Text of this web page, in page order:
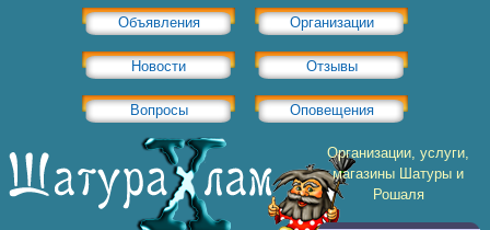
Объявления Организации
Новости Отзывы
Вопросы Оповещения
Организации, услуги,
магазины Шатуры и
Рошаля